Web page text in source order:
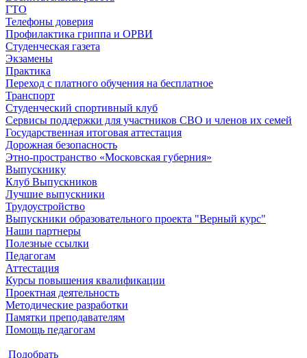
ГТО
Телефоны доверия
Профилактика гриппа и ОРВИ
Cтуденческая газета
Экзамены
Практика
Переход с платного обучения на бесплатное
Транспорт
Студенческий спортивный клуб
Сервисы поддержки для участников СВО и членов их семей
Государственная итоговая аттестация
Дорожная безопасность
Этно-пространство «Московская губерния»
Выпускнику
Клуб Выпускников
Лучшие выпускники
Трудоустройство
Выпускники образовательного проекта "Верный курс"
Наши партнеры
Полезные ссылки
Педагогам
Аттестация
Курсы повышения квалификации
Проектная деятельность
Методические разработки
Памятки преподавателям
Помощь педагогам
Подобрать